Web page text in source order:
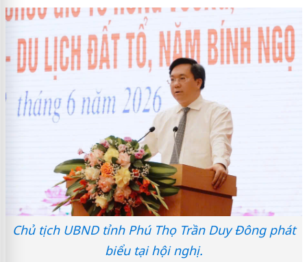
Chủ tịch UBND tỉnh Phú Thọ Trần Duy Đông phát
biểu tại hội nghị.